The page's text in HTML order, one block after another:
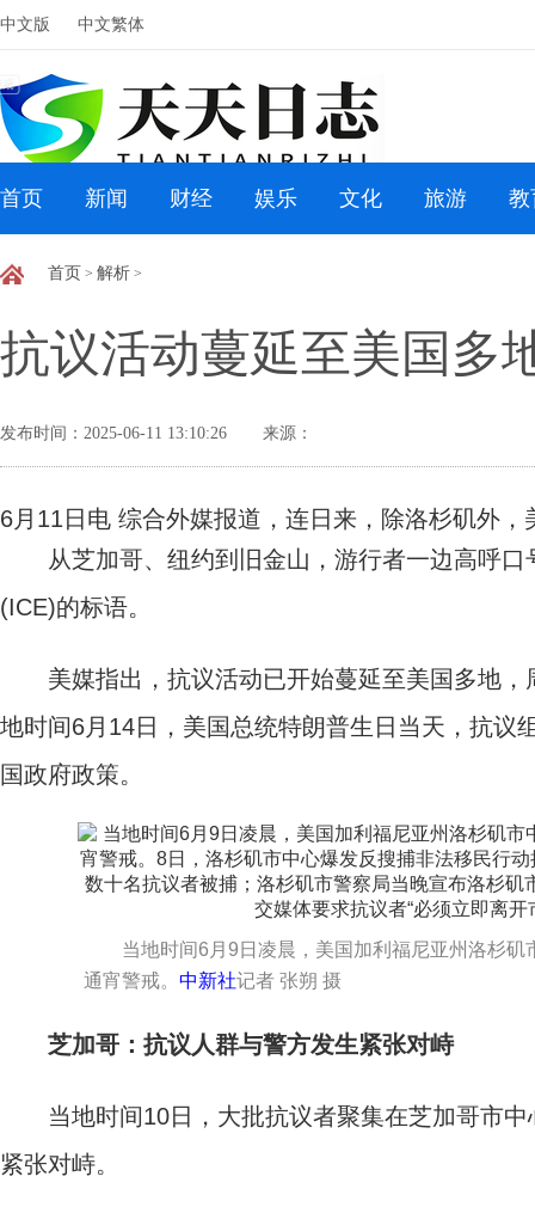
中文版 中文繁体
首页 新闻 财经 娱乐 文化 旅游 教
首页 > 解析 >
抗议活动蔓延至美国多
发布时间：2025-06-11 13:10:26 来源：
6月11日电 综合外媒报道，连日来，除洛杉矶外
从芝加哥、纽约到旧金山，游行者一边高呼口
(ICE)的标语。
美媒指出，抗议活动已开始蔓延至美国多地，
地时间6月14日，美国总统特朗普生日当天，抗议
国政府政策。
当地时间6月9日凌晨，美国加利福尼亚州洛杉
通宵警戒。 中新社记者 张朔 摄
芝加哥：抗议人群与警方发生紧张对峙
当地时间10日，大批抗议者聚集在芝加哥市中
紧张对峙。